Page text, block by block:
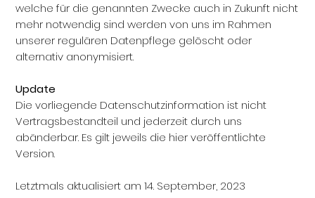
welche für die genannten Zwecke auch in Zukunft nicht
mehr notwendig sind werden von uns im Rahmen
unserer regulären Datenpflege gelöscht oder
alternativ anonymisiert.
Update
Die vorliegende Datenschutzinformation ist nicht
Vertragsbestandteil und jederzeit durch uns
abänderbar. Es gilt jeweils die hier veröffentlichte
Version.
Letztmals aktualisiert am 14. September, 2023